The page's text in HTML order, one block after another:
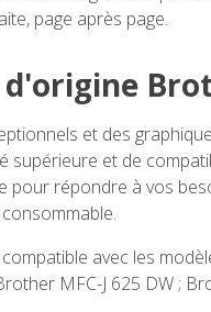
page après page.
et des
supérieure et de
pour répondre à vos
avec les
MFC-J 625 DW ;